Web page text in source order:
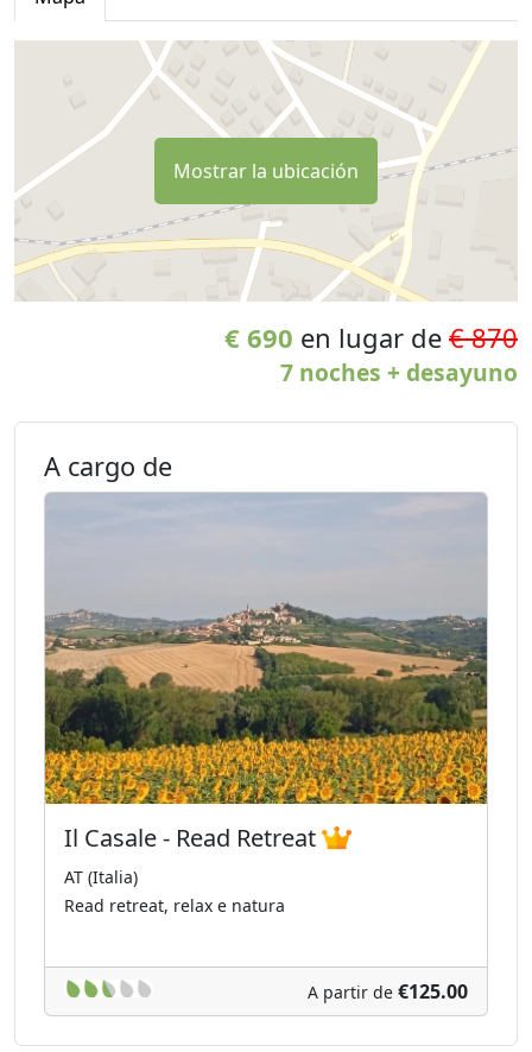
Mostrar la ubicación
€ 690 en lugar de € 870
7 noches + desayuno
A cargo de
Il Casale - Read Retreat
AT (Italia)
Read retreat, relax e natura
A partir de €125.00